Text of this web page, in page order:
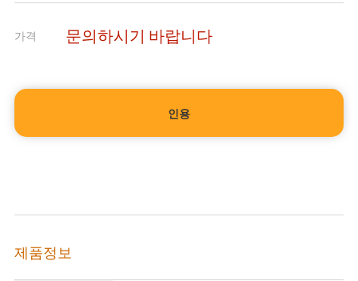
가격 문의하시기 바랍니다
인용
제품정보